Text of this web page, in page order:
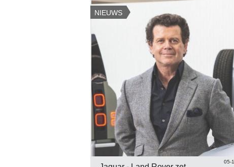
NIEUWS
05-